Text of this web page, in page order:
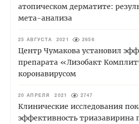
атопическом дерматите:
мета-анализа
25 АВГУСТА 2021 2656
Центр Чумакова установил
препарата «Лизобакт
коронавирусом
20 АПРЕЛЯ 2021 2747
Клинические исследования
эффективность триазавирина